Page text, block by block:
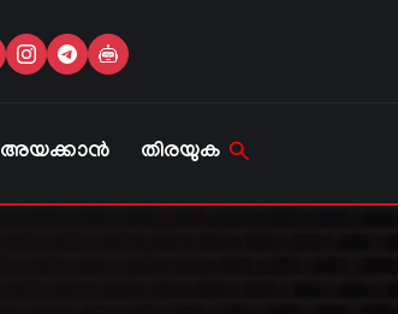
അയക്കാൻ തിരയുക